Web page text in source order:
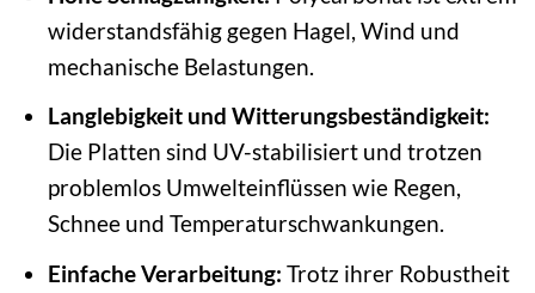
widerstandsfähig gegen Hagel, Wind und
mechanische Belastungen.
Langlebigkeit und Witterungsbeständigkeit:
Die Platten sind UV-stabilisiert und trotzen
problemlos Umwelteinflüssen wie Regen,
Schnee und Temperaturschwankungen.
Einfache Verarbeitung: Trotz ihrer Robustheit